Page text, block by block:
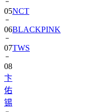
06BLACKPINK
07TWS
08
卞
佑
锡
09